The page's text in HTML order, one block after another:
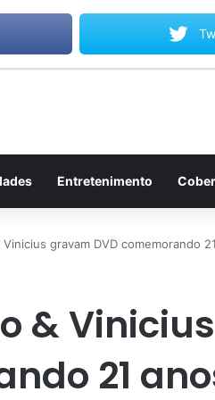
de Última Hora Gilberto Gil
Entretenimento
Vinicius gravam DVD comemorando
&
21